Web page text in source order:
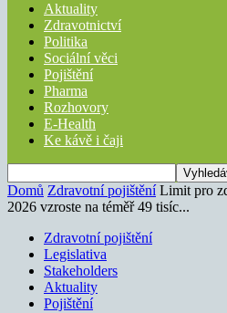
Aktuality
Zdravotnictví
Politika
Sociální věci
Pojištění
Pharma
Rozhovory
E-Health
Ke kávě i čaji
Domů Zdravotní pojištění Limit pro
2026 vzroste na téměř 49 tisíc...
Zdravotní pojištění
Legislativa
Stakeholders
Aktuality
Pojištění